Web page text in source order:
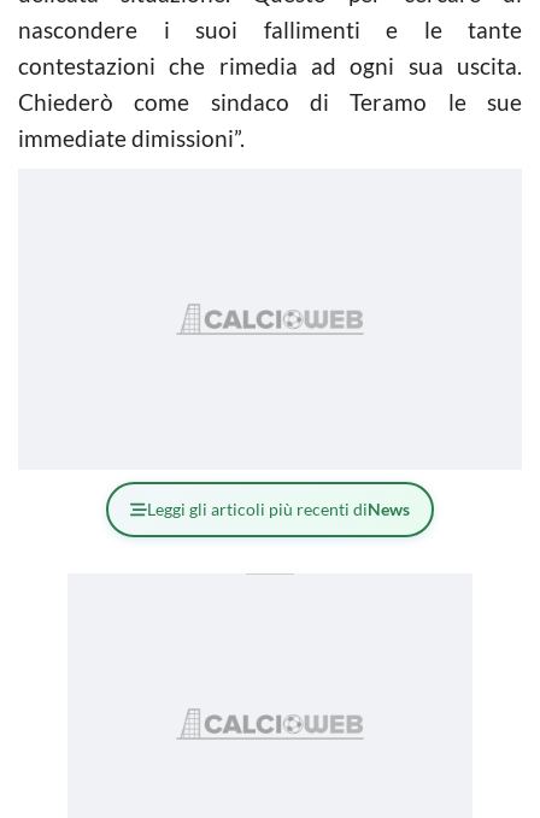
nascondere i suoi fallimenti e le tante
contestazioni che rimedia ad ogni sua uscita.
Chiederò come sindaco di Teramo le sue
immediate dimissioni”.
Leggi gli articoli più recenti diNews